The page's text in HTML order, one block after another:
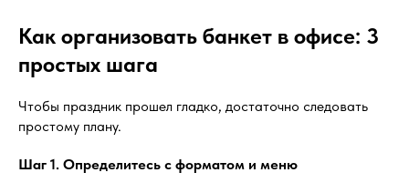
Как организовать банкет в офисе: 3
простых шага
Чтобы праздник прошел гладко, достаточно следовать
простому плану.
Шаг 1. Определитесь с форматом и меню